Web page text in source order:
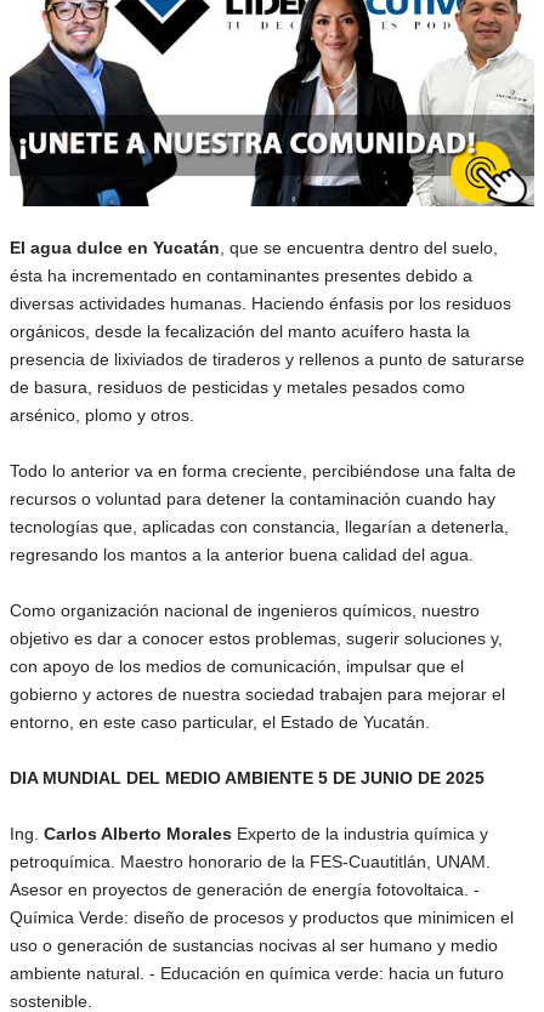
El agua dulce en Yucatán , que se encuentra dentro del suelo,
ésta ha incrementado en contaminantes presentes debido a
diversas actividades humanas. Haciendo énfasis por los residuos
orgánicos, desde la fecalización del manto acuífero hasta la
presencia de lixiviados de tiraderos y rellenos a punto de saturarse
de basura, residuos de pesticidas y metales pesados como
arsénico, plomo y otros.
Todo lo anterior va en forma creciente, percibiéndose una falta de
recursos o voluntad para detener la contaminación cuando hay
tecnologías que, aplicadas con constancia, llegarían a detenerla,
regresando los mantos a la anterior buena calidad del agua.
Como organización nacional de ingenieros químicos, nuestro
objetivo es dar a conocer estos problemas, sugerir soluciones y,
con apoyo de los medios de comunicación, impulsar que el
gobierno y actores de nuestra sociedad trabajen para mejorar el
entorno, en este caso particular, el Estado de Yucatán.
DIA MUNDIAL DEL MEDIO AMBIENTE 5 DE JUNIO DE 2025
Ing. Carlos Alberto Morales Experto de la industria química y
petroquímica. Maestro honorario de la FES-Cuautitlán, UNAM.
Asesor en proyectos de generación de energía fotovoltaica. -
Química Verde: diseño de procesos y productos que minimicen el
uso o generación de sustancias nocivas al ser humano y medio
ambiente natural. - Educación en química verde: hacia un futuro
sostenible.